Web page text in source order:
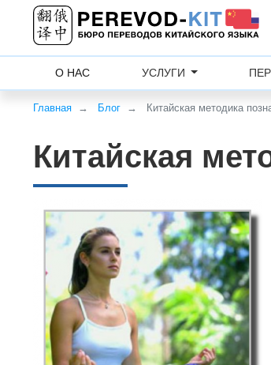
О НАС УСЛУГИ
Главная Блог Китайская методика
Китайская